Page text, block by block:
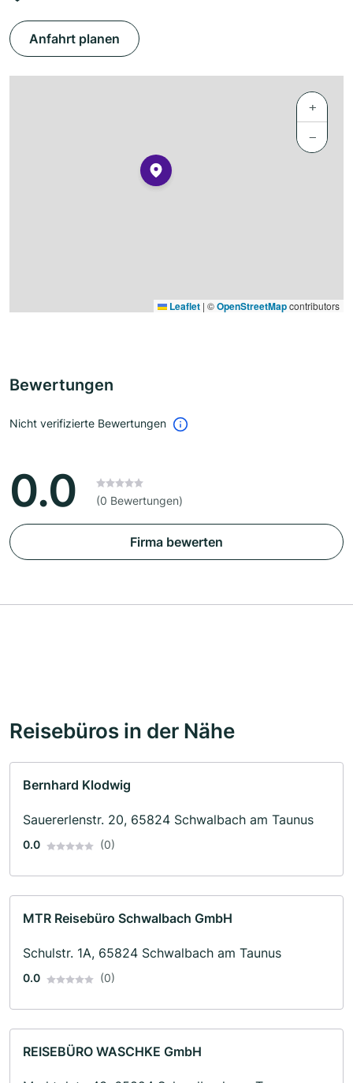
Anfahrt planen
+
−
Leaflet | ©OpenStreetMapcontributors
Bewertungen
Nicht verifizierte Bewertungen
0.0 (0 Bewertungen)
Firma bewerten
Reisebüros in der Nähe
Bernhard Klodwig
Sauererlenstr. 20, 65824 Schwalbach am Taunus
0.0 (0)
MTR Reisebüro Schwalbach GmbH
Schulstr. 1A, 65824 Schwalbach am Taunus
0.0 (0)
REISEBÜRO WASCHKE GmbH